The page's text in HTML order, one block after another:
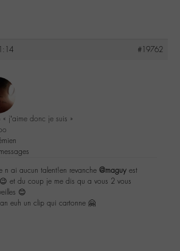
#19762
j’aime donc je suis »
n ai aucun talent!en revanche @maguy est
et du coup je me dis qu a vous 2 vous
😊
euh un clip qui cartonne 🤗